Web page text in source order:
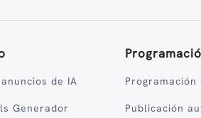
de IA
Generador
Programación
Publicación